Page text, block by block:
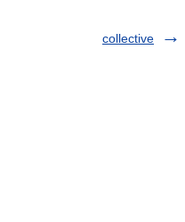
collective